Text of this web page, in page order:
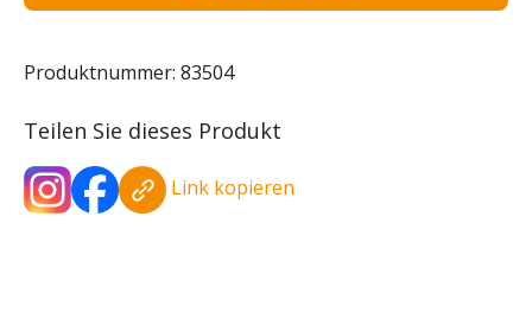
Produktnummer: 83504
Teilen Sie dieses Produkt
Link kopieren